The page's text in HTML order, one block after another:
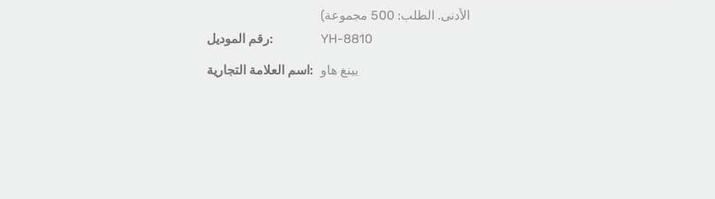
الأدنى. الطلب: 500 مجموعة)
رقم الموديل:
YH-8810
اسم العلامة التجارية: يينغ هاو